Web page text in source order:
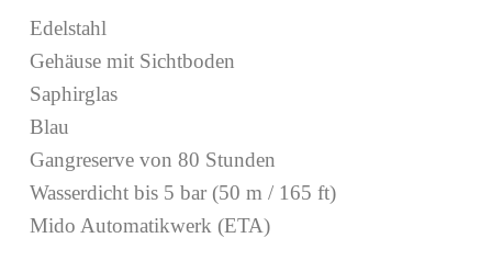
Edelstahl
Gehäuse mit Sichtboden
Saphirglas
Blau
Gangreserve von 80 Stunden
Wasserdicht bis 5 bar (50 m / 165 ft)
Mido Automatikwerk (ETA)